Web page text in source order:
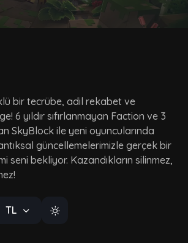
bir tecrübe, adil rekabet ve
6 yıldır sıfırlanmayan Faction ve 3
SkyBlock ile yeni oyuncularında
güncellemelerimizle gerçek bir
seni bekliyor. Kazandıkların silinmez,
TL